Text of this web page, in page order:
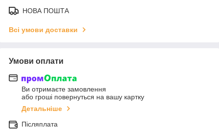
НОВА ПОШТА
Всі умови доставки
Умови оплати
Ви отримаєте замовлення
або гроші повернуться на вашу картку
Детальніше
Післяплата